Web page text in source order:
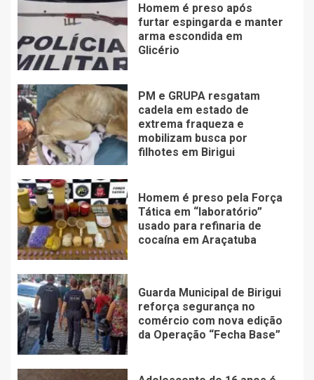
Homem é preso após
furtar espingarda e manter
arma escondida em
Glicério
PM e GRUPA resgatam
cadela em estado de
extrema fraqueza e
mobilizam busca por
filhotes em Birigui
Homem é preso pela Força
Tática em “laboratório”
usado para refinaria de
cocaína em Araçatuba
Guarda Municipal de Birigui
reforça segurança no
comércio com nova edição
da Operação “Fecha Base”